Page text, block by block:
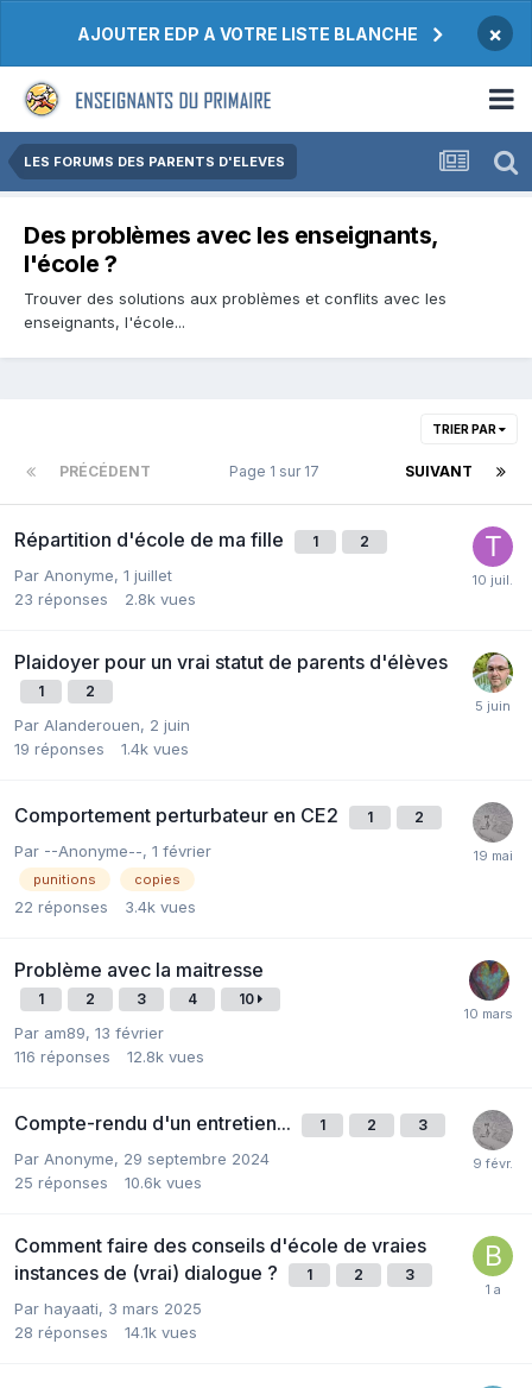
AJOUTER EDP A VOTRE LISTE BLANCHE ×
LES FORUMS DES PARENTS D'ELEVES
Des problèmes avec les enseignants,
l'école ?
Trouver des solutions aux problèmes et conflits avec les
enseignants, l'école...
TRIER PAR
PRÉCÉDENT SUIVANT
Page 1 sur 17
Répartition d'école de ma fille 1 2
Par Anonyme, 1 juillet
23 réponses 2.8k vues
Plaidoyer pour un vrai statut de parents d'élèves
1 2
Par Alanderouen, 2 juin
19 réponses 1.4k vues
Comportement perturbateur en CE2 1 2
Par --Anonyme--, 1 février
punitions copies
22 réponses 3.4k vues
Problème avec la maitresse
1 2 3 4 10
Par am89, 13 février
116 réponses 12.8k vues
Compte-rendu d'un entretien... 1 2 3
Par Anonyme, 29 septembre 2024
25 réponses 10.6k vues
Comment faire des conseils d'école de vraies
instances de (vrai) dialogue ?
1 2 3
Par hayaati, 3 mars 2025
28 réponses 14.1k vues